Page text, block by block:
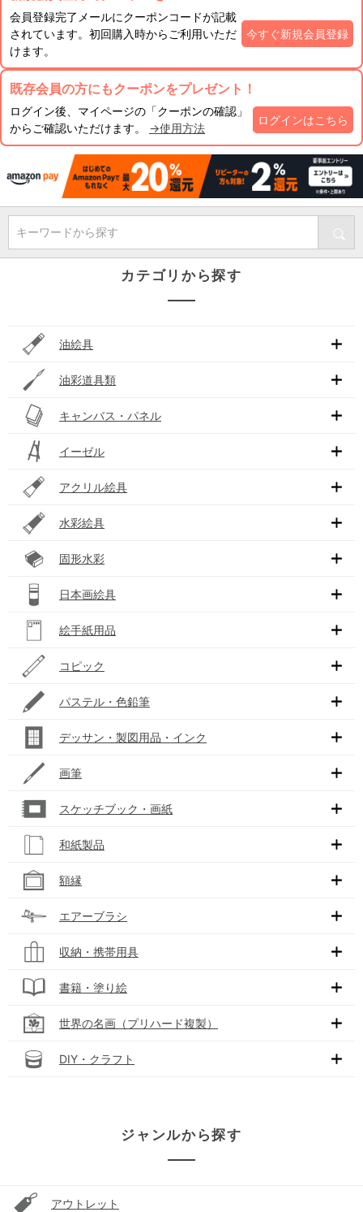
会員登録完了メールにクーポンコードが記載
されています。初回購入時からご利用いただ
けます。
今すぐ新規会員登録
既存会員の方にもクーポンをプレゼント！
ログイン後、マイページの「クーポンの確認」
からご確認いただけます。 →使用方法
ログインはこちら
キーワードから探す
カテゴリから探す
油絵具
油彩道具類
キャンバス・パネル
イーゼル
アクリル絵具
水彩絵具
固形水彩
日本画絵具
絵手紙用品
コピック
パステル・色鉛筆
デッサン・製図用品・インク
画筆
スケッチブック・画紙
和紙製品
額縁
エアーブラシ
収納・携帯用具
書籍・塗り絵
世界の名画（プリハード複製）
DIY・クラフト
ジャンルから探す
アウトレット